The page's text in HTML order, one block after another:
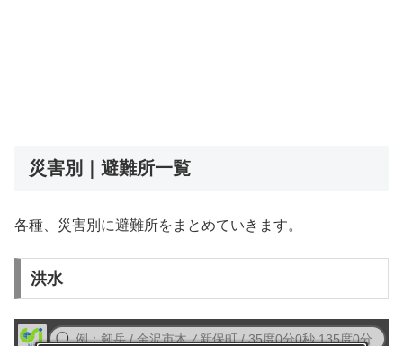
災害別｜避難所一覧
各種、災害別に避難所をまとめていきます。
洪水